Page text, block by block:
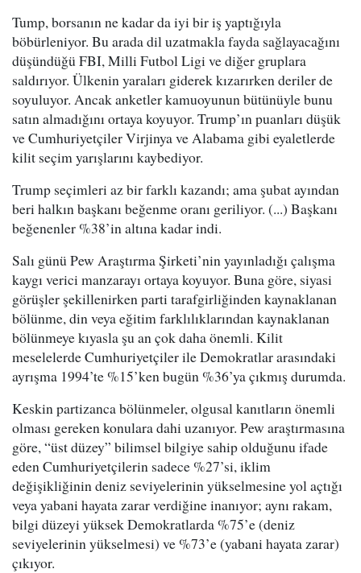
Tump, borsanın ne kadar da iyi bir iş yaptığıyla
böbürleniyor. Bu arada dil uzatmakla fayda sağlayacağını
düşündüğü FBI, Milli Futbol Ligi ve diğer gruplara
saldırıyor. Ülkenin yaraları giderek kızarırken deriler de
soyuluyor. Ancak anketler kamuoyunun bütünüyle bunu
satın almadığını ortaya koyuyor. Trump’ın puanları düşük
ve Cumhuriyetçiler Virjinya ve Alabama gibi eyaletlerde
kilit seçim yarışlarını kaybediyor.
Trump seçimleri az bir farklı kazandı; ama şubat ayından
beri halkın başkanı beğenme oranı geriliyor. (...) Başkanı
beğenenler %38’in altına kadar indi.
Salı günü Pew Araştırma Şirketi’nin yayınladığı çalışma
kaygı verici manzarayı ortaya koyuyor. Buna göre, siyasi
görüşler şekillenirken parti tarafgirliğinden kaynaklanan
bölünme, din veya eğitim farklılıklarından kaynaklanan
bölünmeye kıyasla şu an çok daha önemli. Kilit
meselelerde Cumhuriyetçiler ile Demokratlar arasındaki
ayrışma 1994’te %15’ken bugün %36’ya çıkmış durumda.
Keskin partizanca bölünmeler, olgusal kanıtların önemli
olması gereken konulara dahi uzanıyor. Pew araştırmasına
göre, “üst düzey” bilimsel bilgiye sahip olduğunu ifade
eden Cumhuriyetçilerin sadece %27’si, iklim
değişikliğinin deniz seviyelerinin yükselmesine yol açtığı
veya yabani hayata zarar verdiğine inanıyor; aynı rakam,
bilgi düzeyi yüksek Demokratlarda %75’e (deniz
seviyelerinin yükselmesi) ve %73’e (yabani hayata zarar)
çıkıyor.